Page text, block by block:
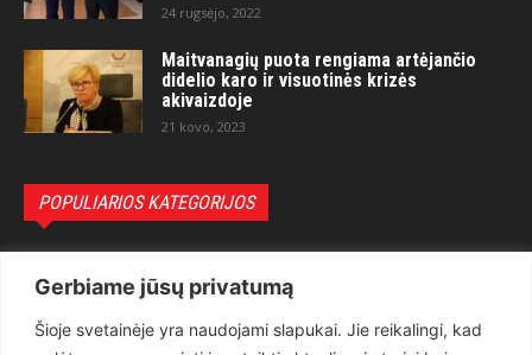
Gerbiame jūsų privatumą
Šioje svetainėje yra naudojami slapukai. Jie reikalingi, kad
24 rugsėjo, 2022
Maitvanagių puota rengiama artėjančio
didelio karo ir visuotinės krizės
akivaizdoje
21 kovo, 2023
POPULIARIOS KATEGORIJOS
Teisėsauga
1497